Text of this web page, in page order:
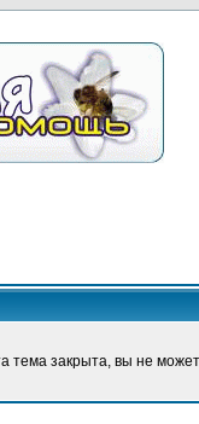
тема закрыта, вы не